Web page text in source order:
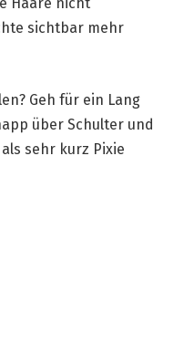
sichtbar mehr
Geh für ein Lang
über Schulter und
sehr kurz Pixie